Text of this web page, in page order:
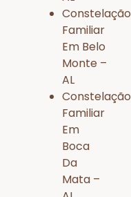
Constelação
Familiar
Em Belo
Monte –
AL
Constelação
Familiar
Em
Boca
Da
Mata –